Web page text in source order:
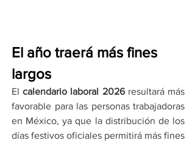
El año traerá más fines
largos
El calendario laboral 2026 resultará más
favorable para las personas trabajadoras
en México, ya que la distribución de los
días festivos oficiales permitirá más fines